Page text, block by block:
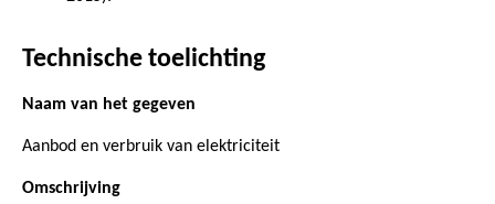
Technische toelichting
Naam van het gegeven
Aanbod en verbruik van elektriciteit
Omschrijving